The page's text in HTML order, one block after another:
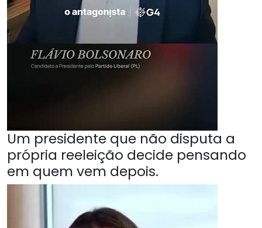
Um presidente que não disputa a
própria reeleição decide pensando
em quem vem depois.